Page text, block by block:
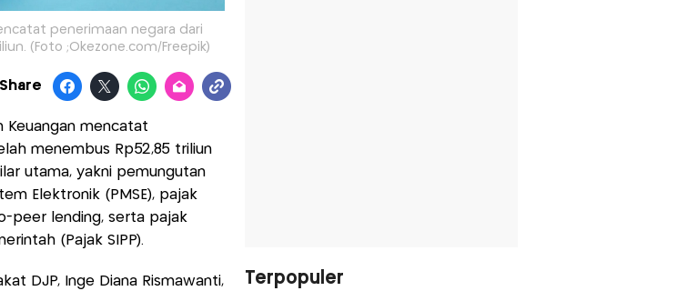
penerimaan negara dari
(Foto ;Okezone.com/Freepik)
Share
Keuangan mencatat
menembus Rp52,85 triliun
utama, yakni pemungutan
Elektronik (PMSE), pajak
peer lending, serta pajak
(Pajak SIPP).
DJP, Inge Diana Rismawanti,
Terpopuler